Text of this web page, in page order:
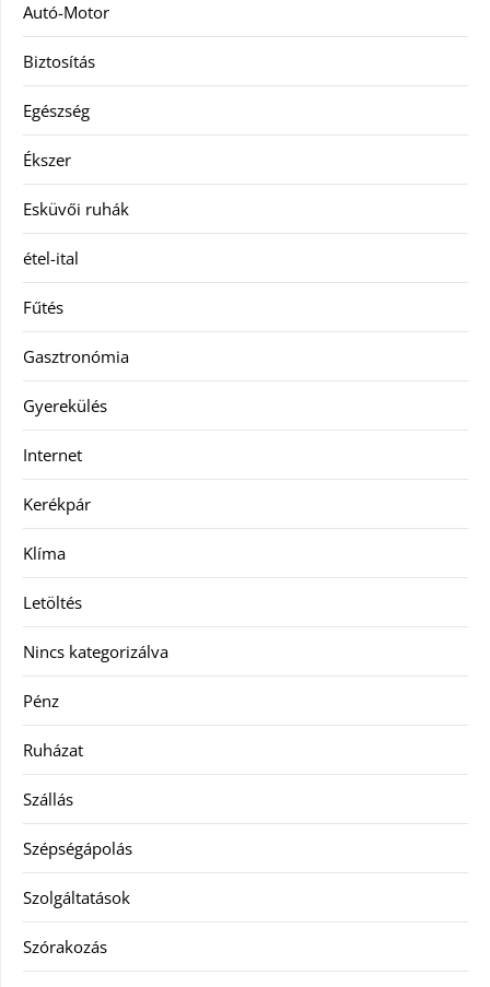
Autó-Motor
Biztosítás
Egészség
Ékszer
Esküvői ruhák
étel-ital
Fűtés
Gasztronómia
Gyerekülés
Internet
Kerékpár
Klíma
Letöltés
Nincs kategorizálva
Pénz
Ruházat
Szállás
Szépségápolás
Szolgáltatások
Szórakozás